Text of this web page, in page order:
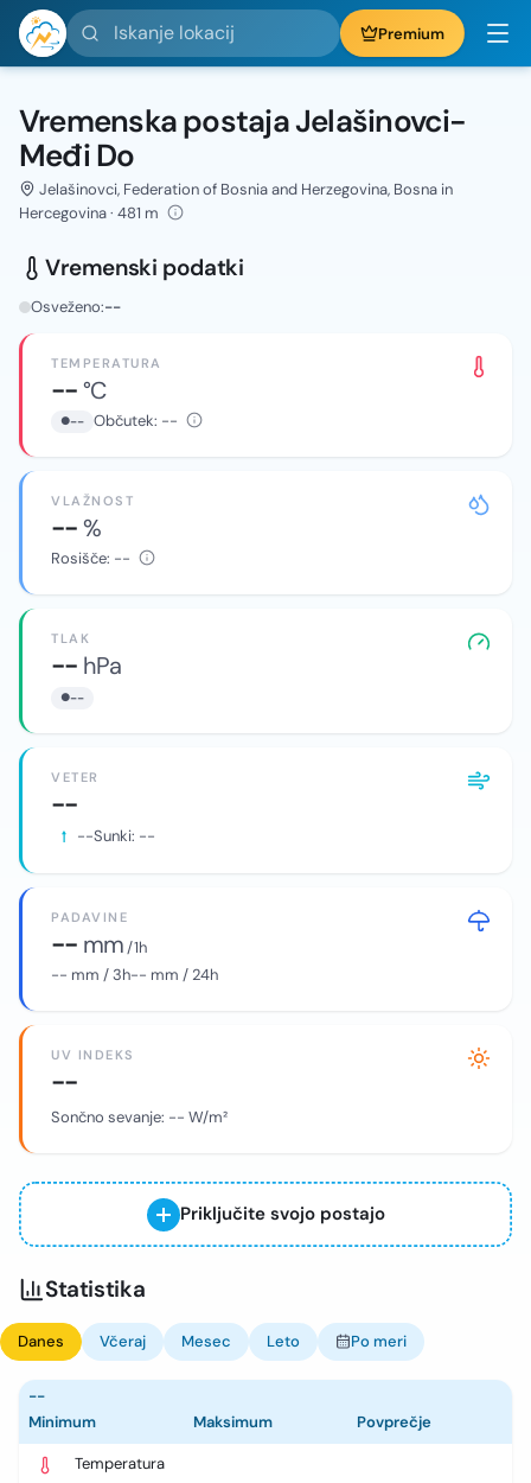
Iskanje lokacij Premium
Vremenska postaja Jelašinovci-
Međi Do
Jelašinovci, Federation of Bosnia and Herzegovina, Bosna in
Hercegovina · 481 m
Vremenski podatki
Osveženo:--
TEMPERATURA
--°C
-- Občutek: --
VLAŽNOST
--%
Rosišče: --
TLAK
-- hPa
--
VETER
--
--Sunki: --
PADAVINE
-- mm/ 1h
-- mm / 3h-- mm / 24h
UV INDEKS
--
Sončno sevanje: -- W/m²
Priključite svojo postajo
Statistika
Danes Včeraj Mesec Leto Po meri
--
Minimum
Maksimum Povprečje
Temperatura